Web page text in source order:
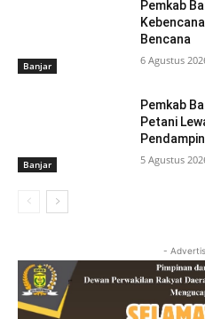
Banjar
Pemkab
Bencana
6 Agustus
Banjar
Pemkab
Petani
5 Agustus
-